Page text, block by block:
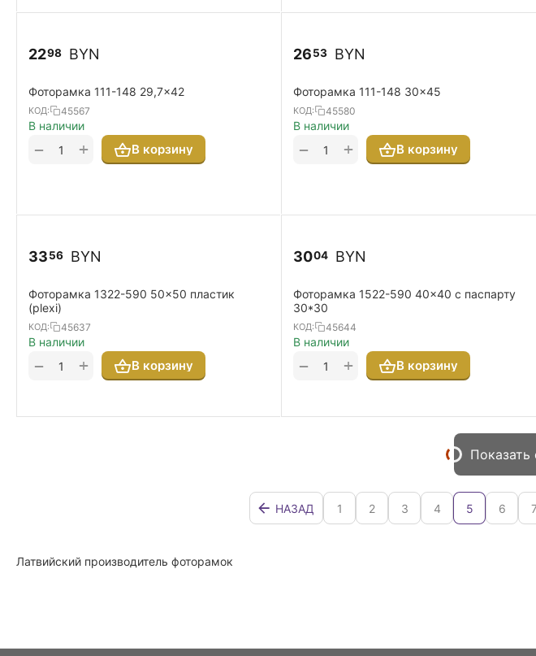
Латвийский производитель фоторамок
2298 BYN
Фоторамка 111-148 29,7x42
КОД: 45567
В наличии
В корзину
+
−
2653 BYN
Фоторамка 111-148 30x45
КОД: 45580
В наличии
В корзину
+
−
3356 BYN
Фоторамка 1322-590 50x50 пластик
(plexi)
КОД: 45637
В наличии
В корзину
+
−
3004 BYN
Фоторамка 1522-590 40x40 с паспарту
30*30
КОД: 45644
В наличии
В корзину
+
−
НАЗАД 1 2 3 4 5 6 7